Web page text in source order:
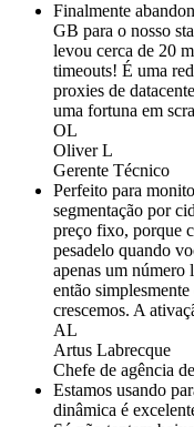
Finalmente
GB para o nosso
levou cerca de 20
timeouts! É uma
proxies de
uma fortuna em
OL
Oliver L
Gerente Técnico
Perfeito para
segmentação por
preço fixo, porque
pesadelo quando
apenas um número
então
crescemos. A
AL
Artus Labrecque
Chefe de agência
Estamos usando
dinâmica é